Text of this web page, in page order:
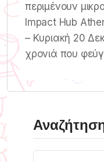
περιμένουν
Impact Hub
– Κυριακή 20
χρονιά που